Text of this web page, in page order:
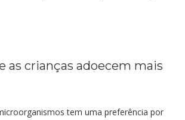
as crianças adoecem mais
tem uma preferência por